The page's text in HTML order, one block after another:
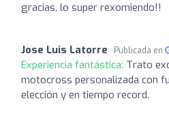
gracias, lo super rexomiendo!!
Jose Luis Latorre Publicada en
Experiencia fantástica: Trato
motocross personalizada con
elección y en tiempo record.